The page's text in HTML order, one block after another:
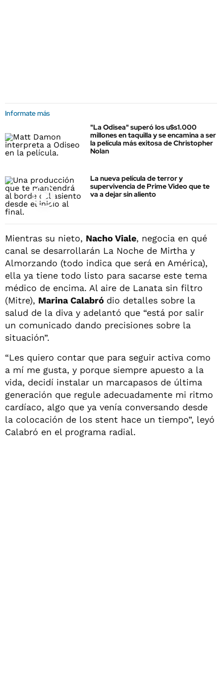
Informate más
"La Odisea" superó los u$s1.000
millones en taquilla y se encamina a ser
la película más exitosa de Christopher
Nolan
La nueva película de terror y
supervivencia de Prime Video que te
va a dejar sin aliento
Mientras su nieto, Nacho Viale, negocia en qué
canal se desarrollarán La Noche de Mirtha y
Almorzando (todo indica que será en América),
ella ya tiene todo listo para sacarse este tema
médico de encima. Al aire de Lanata sin filtro
(Mitre), Marina Calabró dio detalles sobre la
salud de la diva y adelantó que “está por salir
un comunicado dando precisiones sobre la
situación”.
“Les quiero contar que para seguir activa como
a mí me gusta, y porque siempre apuesto a la
vida, decidí instalar un marcapasos de última
generación que regule adecuadamente mi ritmo
cardíaco, algo que ya venía conversando desde
la colocación de los stent hace un tiempo”, leyó
Calabró en el programa radial.